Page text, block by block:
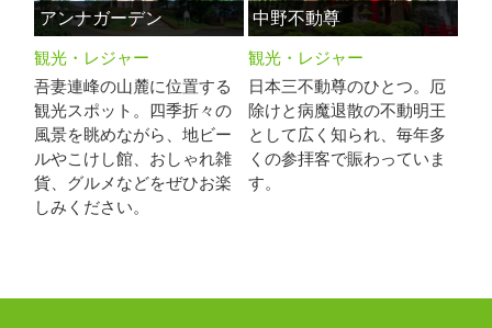
アンナガーデン
観光・レジャー
吾妻連峰の山麓に位置する
観光スポット。四季折々の
風景を眺めながら、地ビー
ルやこけし館、おしゃれ雑
貨、グルメなどをぜひお楽
しみください。
中野不動尊
観光・レジャー
日本三不動尊のひとつ。厄
除けと病魔退散の不動明王
として広く知られ、毎年多
くの参拝客で賑わっていま
す。